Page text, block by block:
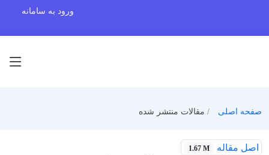
ورود به سامانه
صفحه اصلی مقالات منتشر شده
اصل مقاله 1.67 M